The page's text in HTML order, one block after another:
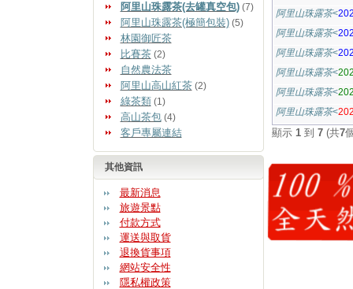
阿里山珠露茶(去罐真空包)(7)
阿里山珠露茶(極簡包裝)(5)
林園御匠茶
比賽茶(2)
自然農法茶
阿里山高山紅茶(2)
綠茶類 (1)
高山茶包(4)
客戶專屬連結
其他資訊
最新消息
旅遊景點
付款方式
運送與取貨
退換貨事項
網站安全性
隱私權政策
阿里山珠露茶<
阿里山珠露茶<
阿里山珠露茶<
阿里山珠露茶<
阿里山珠露茶<
阿里山珠露茶<
顯示 1到 7(共7